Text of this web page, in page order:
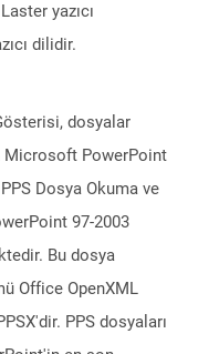
yazıcı
dilidir.
dosyalar
Microsoft PowerPoint
Dosya Okuma ve
97-2003
Bu dosya
Office OpenXML
PPS dosyaları